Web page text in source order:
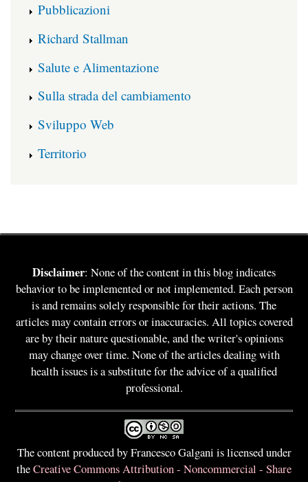
Pubblicazioni
Richard Stallman
Salute e Alimentazione
Sulla strada del cambiamento
Sviluppo Web
Territorio
Disclaimer: None of the content in this blog indicates
behavior to be implemented or not implemented. Each person
is and remains solely responsible for their actions. The
articles may contain errors or inaccuracies. All topics covered
are by their nature questionable, and the writer's opinions
may change over time. None of the articles dealing with
health issues is a substitute for the advice of a qualified
professional.
The content produced by Francesco Galgani is licensed under
theCreative Commons Attribution - Noncommercial - Share